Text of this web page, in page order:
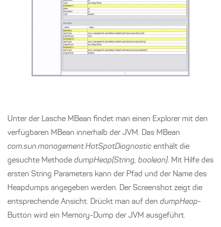
Unter der Lasche MBean findet man einen Explorer mit den
verfügbaren MBean innerhalb der JVM. Das MBean
com.sun.management.HotSpotDiagnostic enthält die
gesuchte Methode dumpHeap(String, boolean). Mit Hilfe des
ersten String Parameters kann der Pfad und der Name des
Heapdumps angegeben werden. Der Screenshot zeigt die
entsprechende Ansicht. Drückt man auf den dumpHeap-
Button wird ein Memory-Dump der JVM ausgeführt.